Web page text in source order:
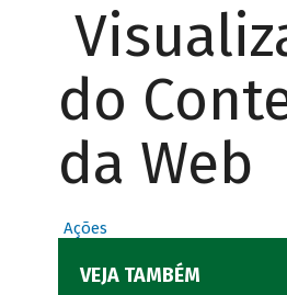
do
da Web
Ações
VEJA TAMBÉM